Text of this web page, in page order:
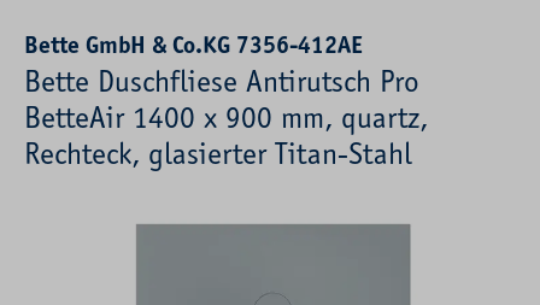
Bette GmbH & Co.KG 7356-412AE
Bette Duschfliese Antirutsch Pro
BetteAir 1400 x 900 mm, quartz,
Rechteck, glasierter Titan-Stahl